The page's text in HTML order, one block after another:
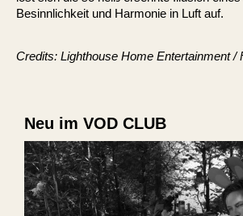
Besinnlichkeit und Harmonie in Luft auf.
Credits: Lighthouse Home Entertainment /
Neu im VOD CLUB